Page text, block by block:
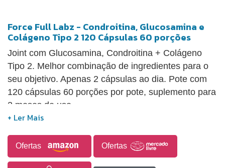
Force Full Labz - Condroitina, Glucosamina e
Colágeno Tipo 2 120 Cápsulas 60 porções
Joint com Glucosamina, Condroitina + Colágeno
Tipo 2. Melhor combinação de ingredientes para o
seu objetivo. Apenas 2 cápsulas ao dia. Pote com
120 cápsulas 60 porções por pote, suplemento para
2 meses de uso.
Ofertas Ofertas